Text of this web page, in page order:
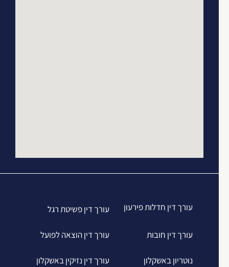
עורך דין חדלות פירעון עורך דין פשיטת רגל
עורך דין חובות עורך דין הוצאה לפועל
נוטריון באשקלון עורך דין נזיקין באשקלון